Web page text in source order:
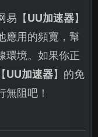
易【UU加速器】
應用的頻寬，幫
環境。如果你正
UU加速器】的免
阻吧！